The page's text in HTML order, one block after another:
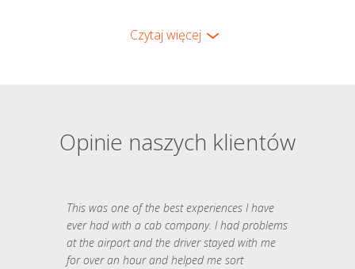
Czytaj więcej
Opinie naszych klientów
This was one of the best experiences I have
ever had with a cab company. I had problems
at the airport and the driver stayed with me
for over an hour and helped me sort